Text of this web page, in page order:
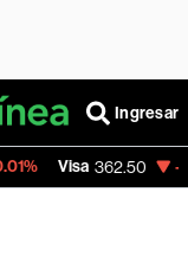
Ingresar
362.50 -2.15%